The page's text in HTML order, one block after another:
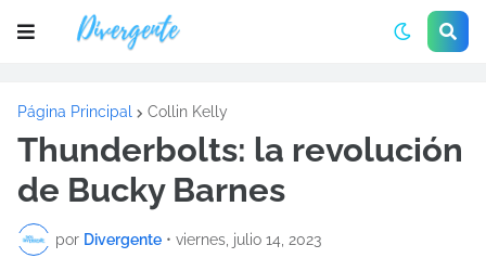
Página Principal Collin Kelly
Thunderbolts: la revolución
de Bucky Barnes
por Divergente • viernes, julio 14, 2023